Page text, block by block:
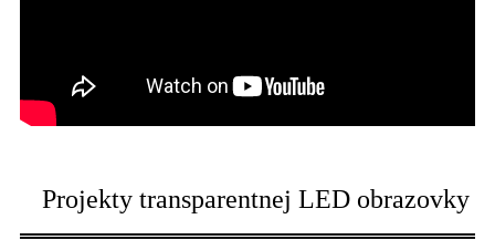
Projekty transparentnej LED obrazovky